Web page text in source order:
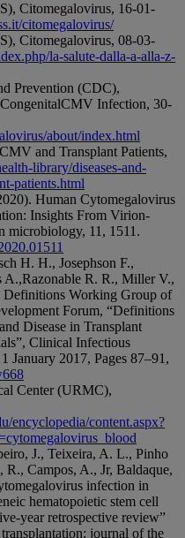
Citomegalovirus, 16-01-
citomegalovirus/
Citomegalovirus, 08-03-
la-salute-dalla-a-alla-z-
Prevention (CDC),
Infection, 30-
about/index.html
and Transplant Patients,
library/diseases-and-
patients.html
Human Cytomegalovirus
Insights From Virion-
microbiology, 11, 1511.
H. H., Josephson F.,
R. R., Miller V.,
Definitions Working Group of
Forum, “Definitions
Disease in Transplant
Clinical Infectious
January 2017, Pages 87–91,
Center (URMC),
encyclopedia/content.aspx?
J., Teixeira, A. L., Pinho
Campos, A., Jr, Baldaque,
infection in
hematopoietic stem cell
year retrospective review”
journal of the